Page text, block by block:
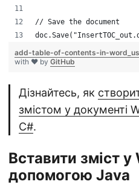
// Save the document
add-table-of-contents-in-
with ❤ by GitHub
Дізнайтесь, як
змістом у документі
C#.
Вставити зміст у
допомогою Java